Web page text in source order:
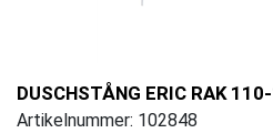
DUSCHSTÅNG ERIC RAK
Artikelnummer: 102848